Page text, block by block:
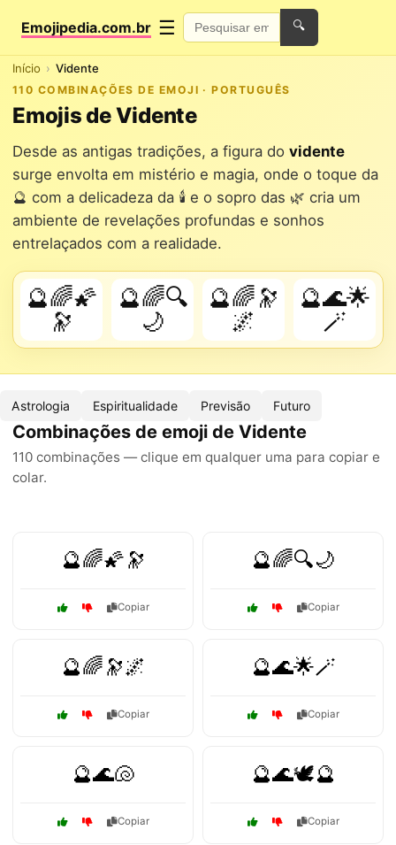
Emojipedia.com.br ☰ 🔍
Início Vidente
110 COMBINAÇÕES DE EMOJI · PORTUGUÊS
Emojis de Vidente
Desde as antigas tradições, a figura do vidente
surge envolta em mistério e magia, onde o toque da
🔮 com a delicadeza da 🕯️ e o sopro das 🌿 cria um
ambiente de revelações profundas e sonhos
entrelaçados com a realidade.
🔮🌈🌠
🔭
🔮🌈🔍
🌙
🔮🌈🔭
🌌
🔮🌊🌟
🪄
Astrologia Espiritualidade Previsão Futuro
Combinações de emoji de Vidente
110 combinações — clique em qualquer uma para copiar e
colar.
🔮🌈🌠🔭
Copiar
🔮🌈🔍🌙
Copiar
🔮🌈🔭🌌
Copiar
🔮🌊🌟🪄
Copiar
🔮🌊🐚
Copiar
🔮🌊🕊️🔮
Copiar